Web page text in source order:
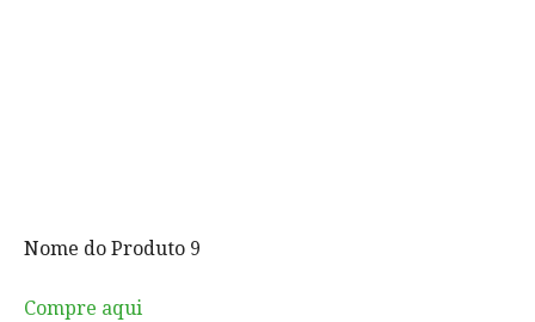
Nome do Produto 9
Compre aqui